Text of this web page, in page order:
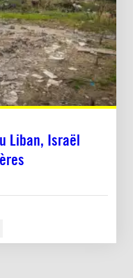
Liban, Israël